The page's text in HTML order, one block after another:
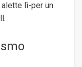
lì-per un